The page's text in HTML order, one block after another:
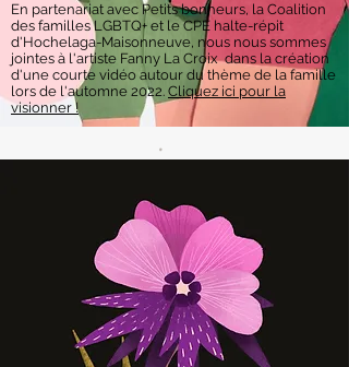
En partenariat avec Petits bonheurs, la Coalition
des familles LGBTQ+ et le CPE halte-répit
d'Hochelaga-Maisonneuve, nous nous sommes
jointes à l'artiste Fanny La Croix dans la création
d'une courte vidéo autour du thème de la famille
lors de l'automne 2022. Cliquez ici pour la
visionner !